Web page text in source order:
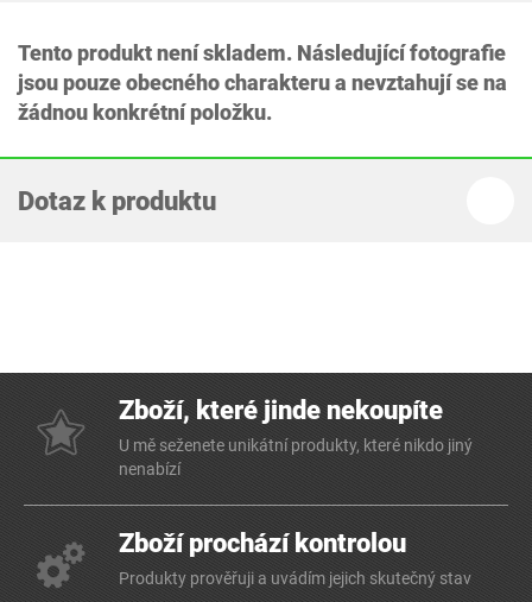
Tento produkt není skladem. Následující fotografie
jsou pouze obecného charakteru a nevztahují se na
žádnou konkrétní položku.
Dotaz k produktu
Zboží, které jinde nekoupíte
U mě seženete unikátní produkty, které nikdo jiný
nenabízí
Zboží prochází kontrolou
Produkty prověřuji a uvádím jejich skutečný stav